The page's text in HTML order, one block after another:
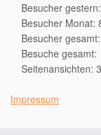
Besucher
Besucher Monat:
Besucher gesamt:
Besuche gesamt:
Seitenansichten:
Impressum